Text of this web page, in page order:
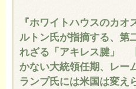
『ホワイトハウスのカ
ルトン氏が指摘する、第
れざる「アキレス腱」
かない大統領任期、レー
ランプ氏には米国は変え